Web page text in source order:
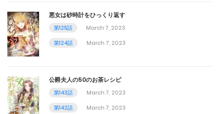
悪女は砂時計をひっくり返す
第125話
March 7, 2023
第124話
March 7, 2023
公爵夫人の50のお茶レシピ
第143話
March 7, 2023
第142話
March 7, 2023